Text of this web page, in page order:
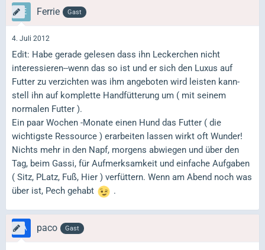
Ferrie Gast
4. Juli 2012
Edit: Habe gerade gelesen dass ihn Leckerchen nicht
interessieren--wenn das so ist und er sich den Luxus auf
Futter zu verzichten was ihm angeboten wird leisten kann-
stell ihn auf komplette Handfütterung um ( mit seinem
normalen Futter ).
Ein paar Wochen -Monate einen Hund das Futter ( die
wichtigste Ressource ) erarbeiten lassen wirkt oft Wunder!
Nichts mehr in den Napf, morgens abwiegen und über den
Tag, beim Gassi, für Aufmerksamkeit und einfache Aufgaben
( Sitz, PLatz, Fuß, Hier ) verfüttern. Wenn am Abend noch was
über ist, Pech gehabt
.
paco Gast